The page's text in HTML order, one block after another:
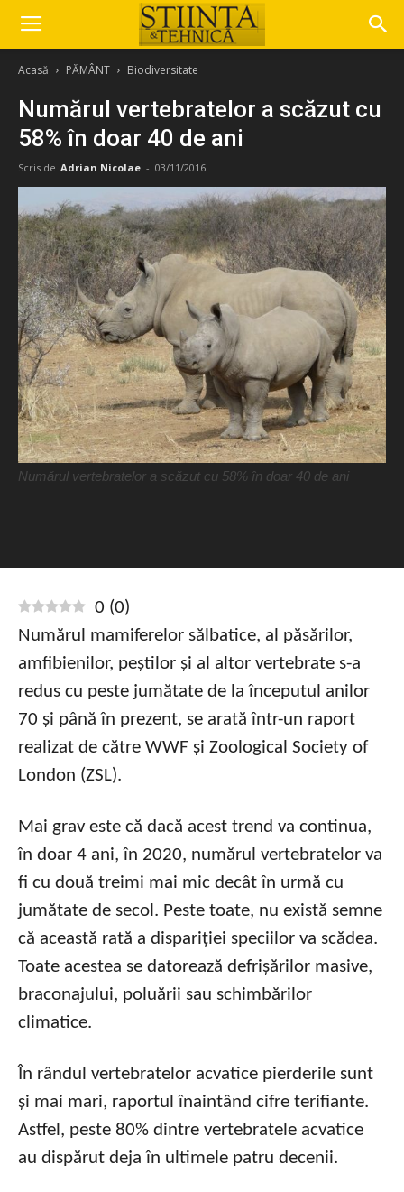
Acasă PĂMÂNT Biodiversitate
Numărul vertebratelor a scăzut cu
58% în doar 40 de ani
Scris de Adrian Nicolae - 03/11/2016
Numărul vertebratelor a scăzut cu 58% în doar 40 de ani
0 (0)
Numărul mamiferelor sălbatice, al păsărilor,
amfibienilor, peștilor și al altor vertebrate s-a
redus cu peste jumătate de la începutul anilor
70 și până în prezent, se arată într-un raport
realizat de către WWF și Zoological Society of
London (ZSL).
Mai grav este că dacă acest trend va continua,
în doar 4 ani, în 2020, numărul vertebratelor va
fi cu două treimi mai mic decât în urmă cu
jumătate de secol. Peste toate, nu există semne
că această rată a dispariției speciilor va scădea.
Toate acestea se datorează defrișărilor masive,
braconajului, poluării sau schimbărilor
climatice.
În rândul vertebratelor acvatice pierderile sunt
și mai mari, raportul înaintând cifre terifiante.
Astfel, peste 80% dintre vertebratele acvatice
au dispărut deja în ultimele patru decenii.